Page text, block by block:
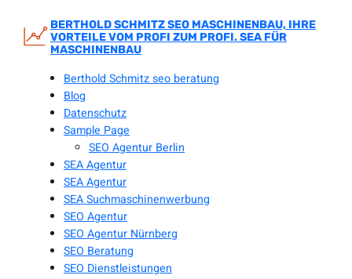
Inhalt
springen
BERTHOLD SCHMITZ SEO MASCHINENBAU, IHRE
VORTEILE VOM PROFI ZUM PROFI. SEA FÜR
MASCHINENBAU
Berthold Schmitz seo beratung
Blog
Datenschutz
Sample Page
SEO Agentur Berlin
SEA Agentur
SEA Agentur
SEA Suchmaschinenwerbung
SEO Agentur
SEO Agentur Nürnberg
SEO Beratung
SEO Dienstleistungen